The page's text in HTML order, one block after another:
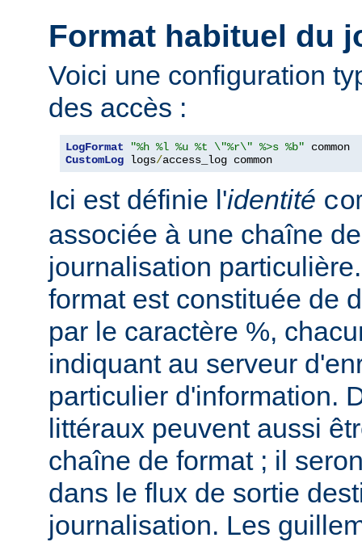
Format habituel du
Voici une configuration
des accès :
LogFormat "%h %l %u %t \"%r\" %>s %b"
CustomLog logs/access_log common
Ici est définie l'identité
associée à une chaîne
journalisation
format est constituée de
par le caractère %,
indiquant au serveur
particulier d'information.
littéraux peuvent aussi
chaîne de format ; il
dans le flux de sortie
journalisation. Les